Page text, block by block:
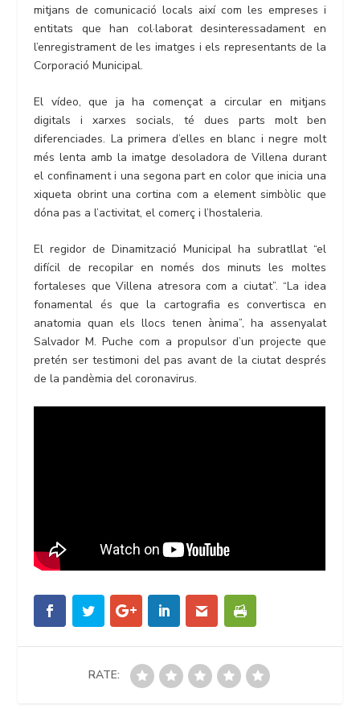
mitjans de comunicació locals així com les empreses i
entitats que han col·laborat desinteressadament en
l’enregistrament de les imatges i els representants de la
Corporació Municipal.
El vídeo, que ja ha començat a circular en mitjans
digitals i xarxes socials, té dues parts molt ben
diferenciades. La primera d’elles en blanc i negre molt
més lenta amb la imatge desoladora de Villena durant
el confinament i una segona part en color que inicia una
xiqueta obrint una cortina com a element simbòlic que
dóna pas a l’activitat, el comerç i l’hostaleria.
El regidor de Dinamització Municipal ha subratllat “el
difícil de recopilar en només dos minuts les moltes
fortaleses que Villena atresora com a ciutat”. “La idea
fonamental és que la cartografia es convertisca en
anatomia quan els llocs tenen ànima”, ha assenyalat
Salvador M. Puche com a propulsor d’un projecte que
pretén ser testimoni del pas avant de la ciutat després
de la pandèmia del coronavirus.
RATE: